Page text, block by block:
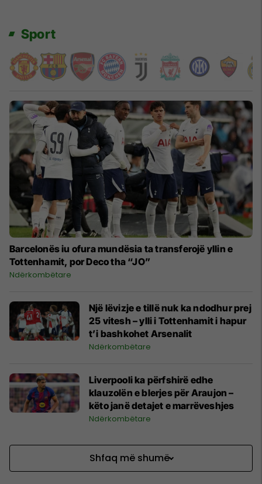
Sport
Barcelonës iu ofura mundësia ta transferojë yllin e
Tottenhamit, por Deco tha “JO”
Ndërkombëtare
Një lëvizje e tillë nuk ka ndodhur prej
25 vitesh – ylli i Tottenhamit i hapur
t’i bashkohet Arsenalit
Ndërkombëtare
Liverpooli ka përfshirë edhe
klauzolën e blerjes për Araujon –
këto janë detajet e marrëveshjes
Ndërkombëtare
Shfaq më shumë